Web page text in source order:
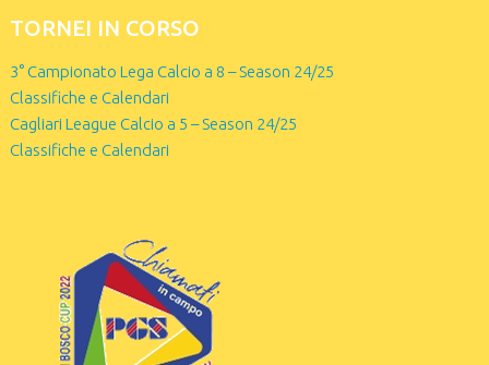
TORNEI IN CORSO
3° Campionato Lega Calcio a 8 – Season 24/25
Classifiche e Calendari
Cagliari League Calcio a 5 – Season 24/25
Classifiche e Calendari